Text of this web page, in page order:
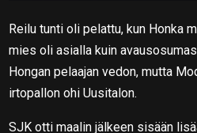
Reilu tunti oli pelattu, kun Honka
mies oli asialla kuin
Hongan pelaajan vedon, mutta
irtopallon ohi Uusitalon.
SJK otti maalin jälkeen sisään